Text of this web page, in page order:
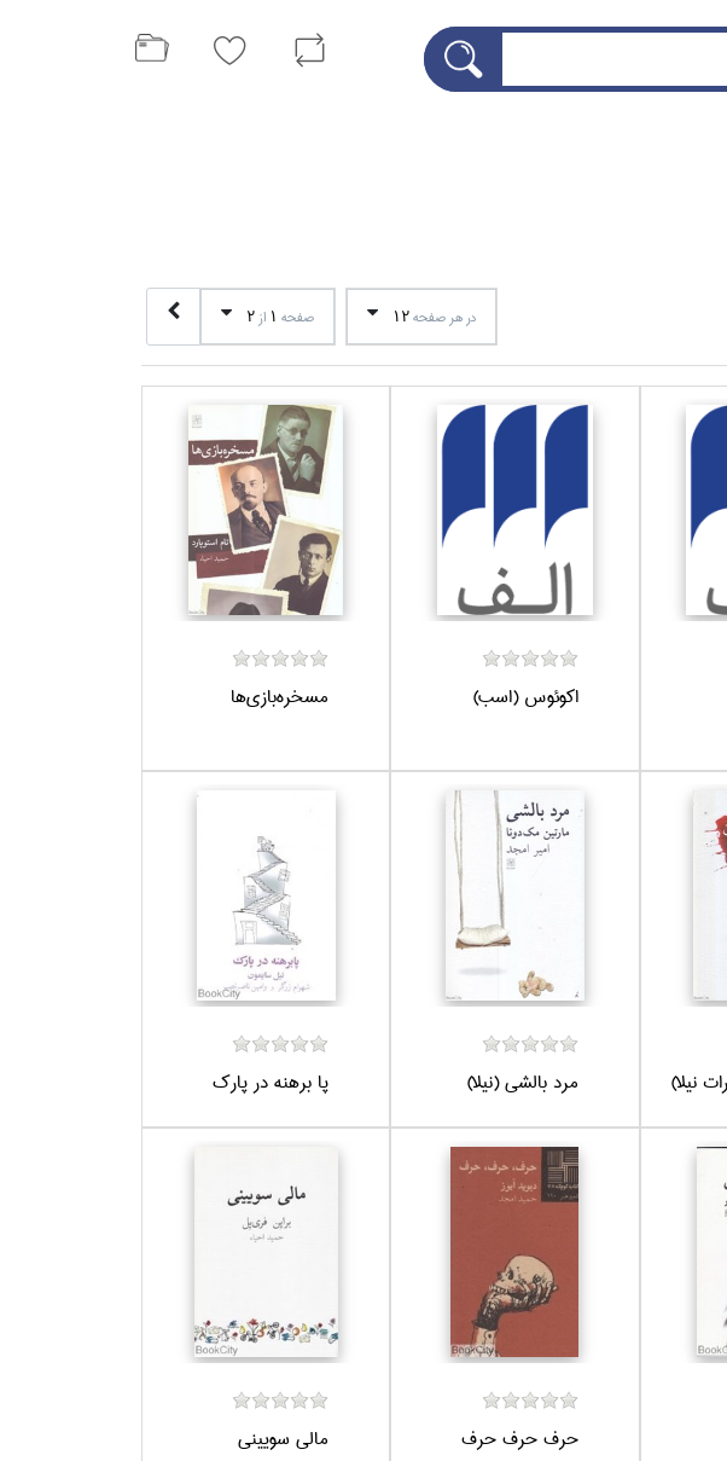
در هر صفحه12 صفحه 1 از 2
اكوئوس (اسب) مسخره‌بازي‌ها
نيلا) مرد بالشي (نيلا) پا برهنه در پارك
حرف حرف حرف مالي سوييني